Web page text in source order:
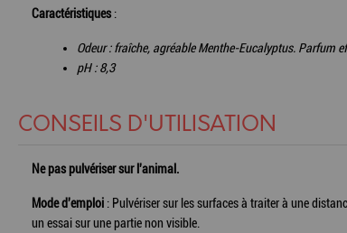
Caractéristiques:
Odeur : fraîche, agréable Menthe-Eucalyptus. Parfum
pH : 8,3
CONSEILS D'UTILISATION
Ne pas pulvériser sur l'animal.
Mode d'emploi : Pulvériser sur les surfaces à traiter à une
un essai sur une partie non visible.